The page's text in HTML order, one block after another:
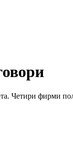
Четири фирми